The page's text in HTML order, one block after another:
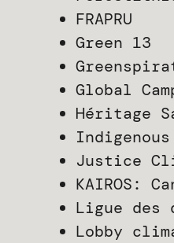
FRAPRU
Green 13
Global
Héritage
Justice
KAIROS:
Ligue
Lobby